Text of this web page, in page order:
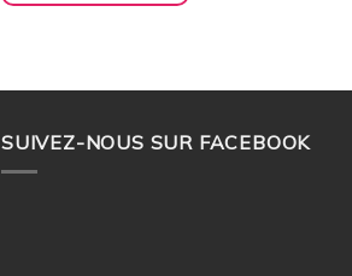
SUIVEZ-NOUS SUR FACEBOOK